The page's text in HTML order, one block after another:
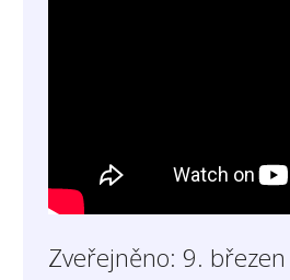
Zveřejněno: 9.